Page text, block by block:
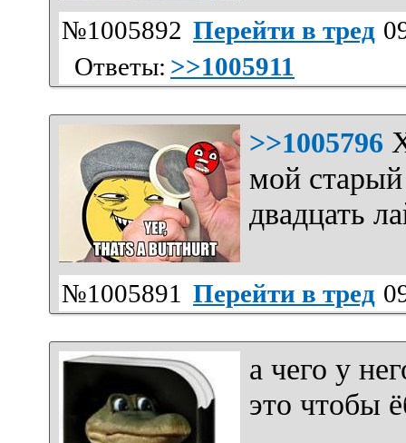
№1005892 Перейти в тред
Ответы: >>1005911
>>1005796
мой
двадцать
№1005891 Перейти в тред
а чего у
это чтобы